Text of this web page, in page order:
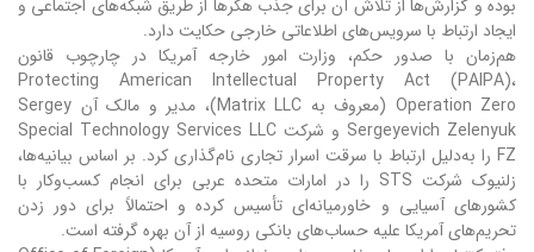
بوده و گزارش‌ها از تلاش آن برای جذب هکرها از طریق شبکه‌های اجتماعی و
ایجاد ارتباط با سرویس‌های اطلاعاتی خارجی حکایت دارد.
هم‌زمان با صدور حکم، وزارت امور خارجه آمریکا در چارچوب قانون
Protecting American Intellectual Property Act (PAIPA)،
Operation Zero (معروف به Matrix LLC)، مدیر و مالک آن Sergey
Sergeyevich Zelenyuk و شرکت Special Technology Services LLC
FZ را به‌دلیل ارتباط با سرقت اسرار تجاری نام‌گذاری کرد. بر اساس بیانیه‌ها،
زلنیوک شرکت STS را در امارات متحده عربی برای انجام کسب‌وکار با
کشورهای آسیایی و خاورمیانه‌ای تأسیس کرده و احتمالاً برای دور زدن
تحریم‌های آمریکا علیه حساب‌های بانکی روسیه از آن بهره گرفته است.